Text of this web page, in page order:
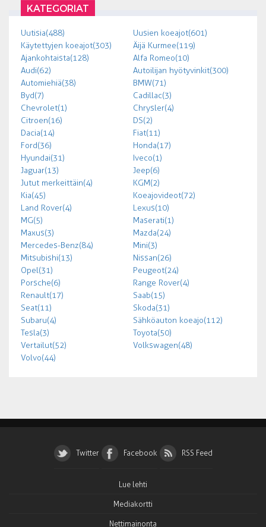
KATEGORIAT
Uutisia (488)
Uusien koeajot (601)
Käytettyjen koeajot (303)
Äijä Kurmee (119)
Ajankohtaista (128)
Alfa Romeo (10)
Audi (62)
Autoilijan hyötyvinkit (300)
Automiehiä (38)
BMW (71)
Byd (7)
Cadillac (3)
Chevrolet (1)
Chrysler (4)
Citroen (16)
DS (2)
Dacia (14)
Fiat (11)
Ford (36)
Honda (17)
Hyundai (31)
Iveco (1)
Jaguar (13)
Jeep (6)
Jutut merkeittäin (4)
KGM (2)
Kia (45)
Koeajovideot (72)
Land Rover (4)
Lexus (10)
MG (5)
Maserati (1)
Maxus (3)
Mazda (24)
Mercedes-Benz (84)
Mini (3)
Mitsubishi (13)
Nissan (26)
Opel (31)
Peugeot (24)
Porsche (6)
Range Rover (4)
Renault (17)
Saab (15)
Seat (11)
Skoda (31)
Subaru (4)
Sähköauton koeajo (112)
Tesla (3)
Toyota (50)
Vertailut (52)
Volkswagen (48)
Volvo (44)
Twitter Facebook RSS Feed
Lue lehti
Mediakortti
Nettimainonta